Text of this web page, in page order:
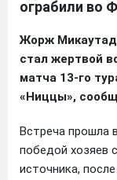
ограбили во
Жорж
стал жертвой
матча 13-го
«Ниццы»,
Встреча прошла
победой хозяев
источника,